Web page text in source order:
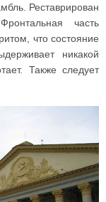
Реставрирован
часть
что состояние
никакой
Также следует